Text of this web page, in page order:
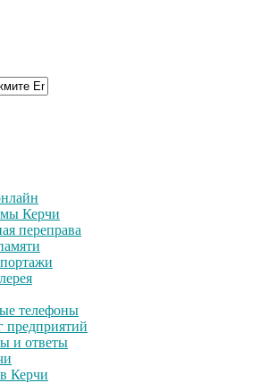
Керчи
переправа
телефоны
предприятий
и ответы
Керчи